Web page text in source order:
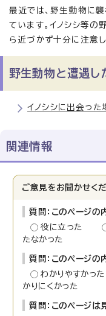
最近では、野生動物に
ています。イノシシ等
ら近づかず十分に注意し
野生動物と遭遇し
イノシシに出会った
関連情報
ご意見をお聞かせく
質問：このページの
役に立った
たなかった
質問：このページの
わかりやすかっ
かりにくかった
質問：このページは